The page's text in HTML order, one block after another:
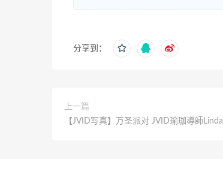
分享到：
上一篇
【JVID写真】万圣派对 JVID瑜珈導師Linda